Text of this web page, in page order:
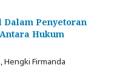
Dalam Penyetoran
Hukum
Hengki Firmanda